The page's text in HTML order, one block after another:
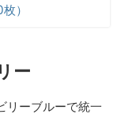
）
ー
リーブルーで統一